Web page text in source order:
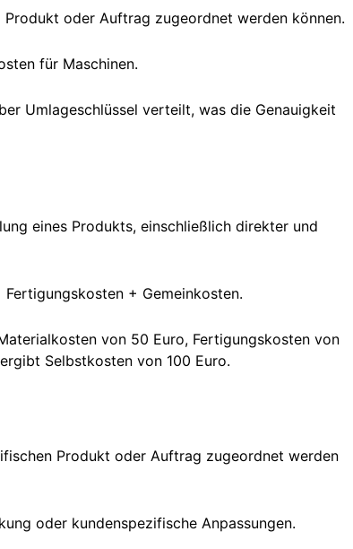
oder Auftrag zugeordnet werden können.
für Maschinen.
Umlageschlüssel verteilt, was die Genauigkeit
eines Produkts, einschließlich direkter und
+ Gemeinkosten.
von 50 Euro, Fertigungskosten von
Selbstkosten von 100 Euro.
Produkt oder Auftrag zugeordnet werden
oder kundenspezifische Anpassungen.